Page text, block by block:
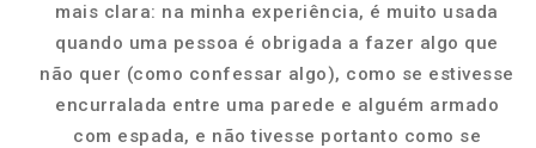
mais clara: na minha experiência, é muito usada
quando uma pessoa é obrigada a fazer algo que
não quer (como confessar algo), como se estivesse
encurralada entre uma parede e alguém armado
com espada, e não tivesse portanto como se